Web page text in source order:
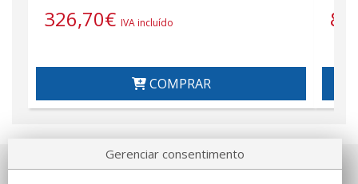
326,70€ IVA incluído
COMPRAR
Gerenciar consentimento